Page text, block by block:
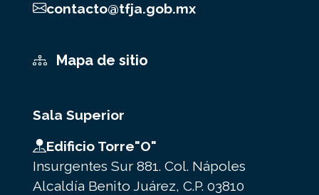
contacto@tfja.gob.mx
Mapa de sitio
Sala Superior
Edificio Torre"O"
Insurgentes Sur 881. Col. Nápoles
Alcaldía Benito Juárez, C.P. 03810